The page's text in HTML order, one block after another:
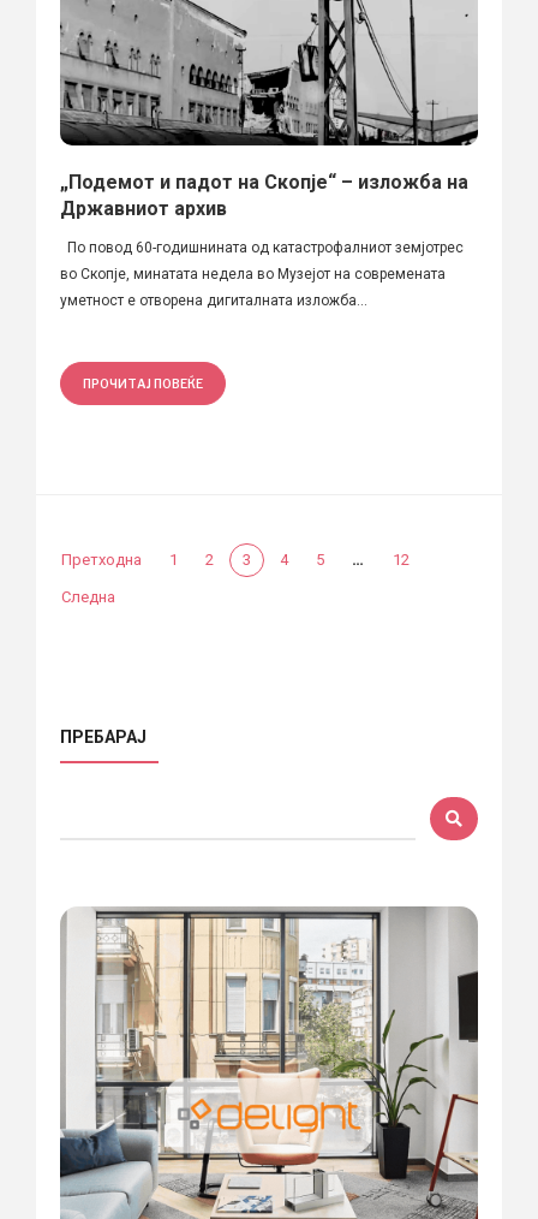
„Подемот и падот на Скопје“ – изложба на
Државниот архив
По повод 60-годишнината од катастрофалниот земјотрес
во Скопје, минатата недела во Музејот на современата
уметност е отворена дигиталната изложба...
ПРОЧИТАЈ ПОВЕЌЕ
Претходна 1 2 3 4 5 … 12
Следна
ПРЕБАРАЈ